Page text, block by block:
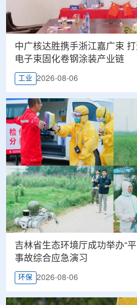
中广核达胜携手浙江嘉广束 打造国内首套全自主
电子束固化卷钢涂装产业链
工业 2026-08-06
吉林省生态环境厅成功举办“
事故综合应急演习
环保 2026-08-06